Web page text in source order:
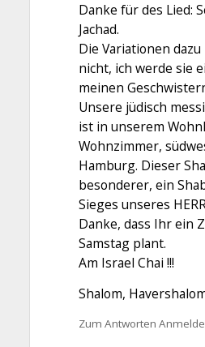
Danke für des Lied:
Jachad.
Die Variationen
nicht, ich werde sie
meinen
Unsere jüdisch
ist in unserem
Wohnzimmer,
Hamburg. Dieser
besonderer, ein
Sieges unseres
Danke, dass Ihr ein
Samstag plant.
Am Israel Chai !!!
Shalom,
Zum Antworten